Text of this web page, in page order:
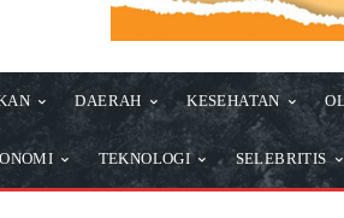
DAERAH KESEHATAN
TEKNOLOGI SELEBRITIS